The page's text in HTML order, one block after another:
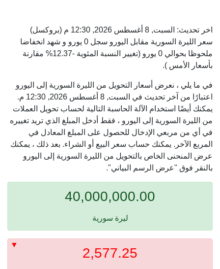
اخر تحديث: السبت, 8 أغسطس 2026, 12:30 م
(بروكسل)
سعر الليرة السورية مقابل اليورو سجل 0 يورو و شهد انخفاضا
ملحوظا بحوالي 0 يورو (تغيير النسبة المئوية -12.37% مقارنة
بأسعار الأمس ).
في ما يلي ، نعرض أسعار التحويل من الليرة السورية إلى اليورو
اعتبارًا من آخر تحديث في السبت, 8 أغسطس 2026, 12:30 م.
يمكنك أيضًا استخدام الآلة الحاسبة التالية لحساب تحويل العملات
من الليرة السورية إلى اليورو ، فقط أدخل المبلغ الذي تريد تغييره
في أي من مربعي الإدخال للحصول على المبلغ المعادل في
المربع الآخر. يمكنك حساب سعر البيع أو الشراء. بعد ذلك ، يمكنك
عرض المنحنى الخاص بالتحويل من الليرة السورية إلى اليورو
بالنقر فوق "عرض الرسم البياني".
40,000,000.00
ليرة سورية
2,577.25